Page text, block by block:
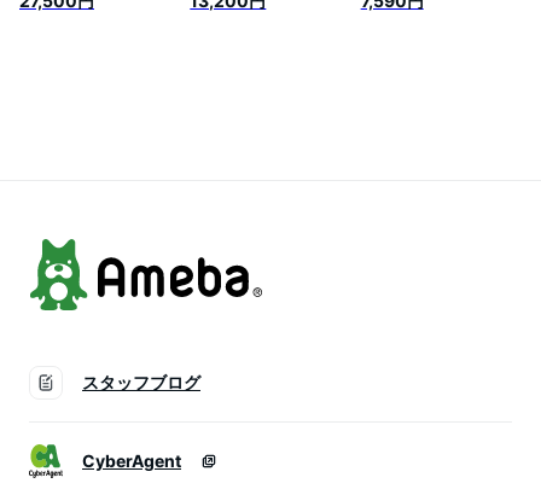
チャオパニックティ
クティピー ジャケッ
ャケット・アウター
スタッフブログ
CyberAgent